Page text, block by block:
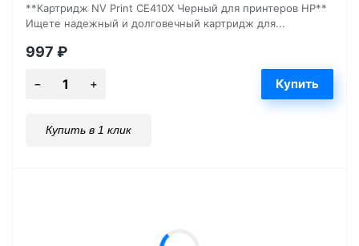
**Картридж NV Print CE410X Черный для принтеров HP**
Ищете надежный и долговечный картридж для...
997 ₽
Купить в 1 клик